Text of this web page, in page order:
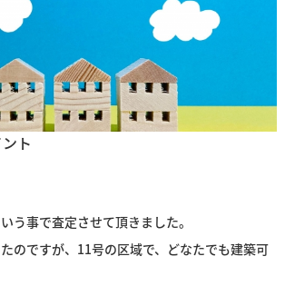
ト
う事で査定させて頂きました。
のですが、11号の区域で、どなたでも建築可